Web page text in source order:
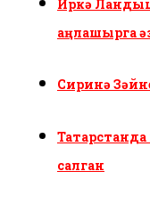
Иркә
аңлашырга
Сиринә
салган